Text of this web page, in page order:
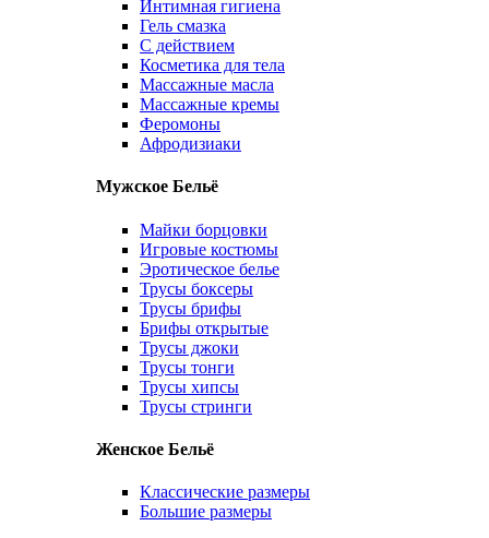
Интимная гигиена
Гель смазка
С действием
Косметика для тела
Массажные масла
Массажные кремы
Феромоны
Афродизиаки
Мужское Бельё
Майки борцовки
Игровые костюмы
Эротическое белье
Трусы боксеры
Трусы брифы
Брифы открытые
Трусы джоки
Трусы тонги
Трусы хипсы
Трусы стринги
Женское Бельё
Классические размеры
Большие размеры